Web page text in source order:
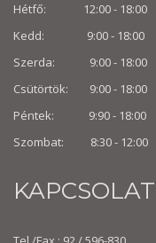
Hétfő: 12:00 - 18:00
Kedd: 9:00 - 18:00
Szerda: 9:00 - 18:00
Csütörtök: 9:00 - 18:00
Péntek: 9:90 - 18:00
Szombat: 8:30 - 12:00
KAPCSOLAT